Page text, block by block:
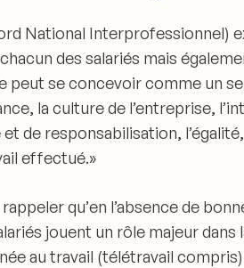
National Interprofessionnel)
des salariés mais
peut se concevoir comme un
la culture de l’entreprise,
de responsabilisation,
effectué.»
qu’en l’absence de
jouent un rôle majeur
au travail (télétravail